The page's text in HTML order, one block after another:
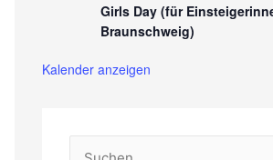
Girls Day (für
Braunschweig)
Kalender anzeigen